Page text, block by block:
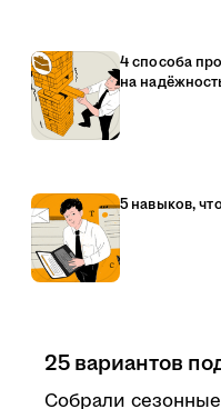
4 способа
на
5 навыков,
25 вариантов
Собрали